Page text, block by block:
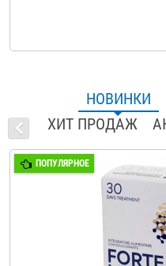
НОВИНКИ
ХИТ ПРОДАЖ
ПОПУЛЯРНОЕ